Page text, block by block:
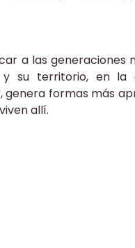
a las
su territorio, en la
genera formas más
allí.